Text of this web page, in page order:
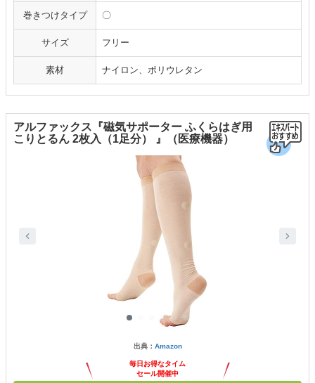
巻きつけタイプ 〇
サイズ フリー
素材 ナイロン、ポリウレタン
アルファックス『磁気サポーター ふくらはぎ用
こりとるん 2枚入（1足分） 』（医療機器）
出典： Amazon
毎日お得なタイム
セール開催中